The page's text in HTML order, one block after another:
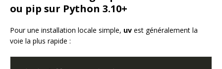
ou pip sur Python 3.10+
Pour une installation locale simple, uv est généralement la
voie la plus rapide :